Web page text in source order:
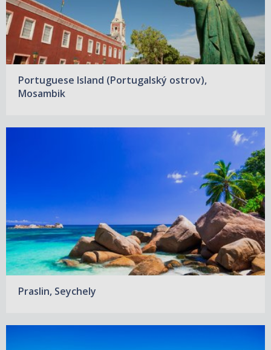
Portuguese Island (Portugalský ostrov),
Mosambik
Praslin, Seychely